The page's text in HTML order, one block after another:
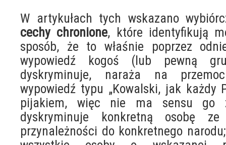
W artykułach tych wskazano
cechy chronione, które identyfikują
sposób, że to właśnie poprzez
wypowiedź kogoś (lub pewną
dyskryminuje, naraża na
wypowiedź typu „Kowalski, jak każdy
pijakiem, więc nie ma sensu go
dyskryminuje konkretną osobę
przynależności do konkretnego